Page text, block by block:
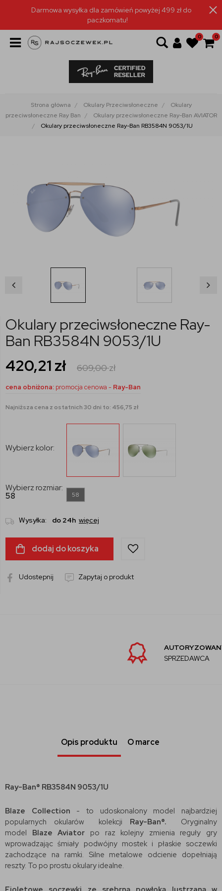
Darmowa wysyłka dla zamówień powyżej 499 zł do
paczkomatu!
0 0
Strona główna Okulary Przeciwsłoneczne
Okulary
przeciwsłoneczne Ray Ban
Okulary przeciwsłoneczne Ray-Ban AVIATOR
Okulary przeciwsłoneczne Ray-Ban RB3584N 9053/1U
Okulary przeciwsłoneczne Ray-
Ban RB3584N 9053/1U
420,21 zł 609,00zł
cena obniżona: promocja cenowa - Ray-Ban
Najniższa cena z ostatnich 30 dni to: 456,75 zł
Wybierz kolor:
Wybierz rozmiar:
58
58
Wysyłka: do 24h więcej
dodaj do koszyka
Udostepnij Zapytaj o produkt
AUTORYZOWANY
SPRZEDAWCA
Opis produktu O marce
Ray-Ban® RB3584N 9053/1U
Blaze Collection - to udoskonalony model najbardziej
popularnych okularów kolekcji Ray-Ban®. Oryginalny
model Blaze Aviator po raz kolejny zmienia reguły gry
wprowadzając śmiały podwójny mostek i płaskie soczewki
zachodzące na ramki. Silne metalowe odcienie dopełniają
reszty. To po prostu okulary idealne.